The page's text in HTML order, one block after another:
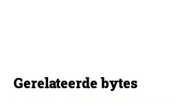
onderzoeksorganisatie. De
Gerelateerde bytes